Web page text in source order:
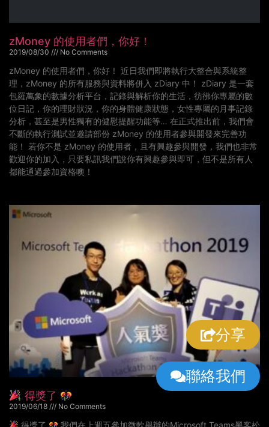
zMoney 的使用者們，你好！
2019/08/30 No Comments
zMoney 的使用者們，你好！ 近日我們即將執行大整合與系統整
理，zMoney 的所有服務與資料將併入 zDiary 中！ zDiary 是一套
包羅萬象的數據分析平台，記錄與解析你的生活，彷彿你專屬的數
位日記，你的理財狀況，你的身體健康狀態，女性專屬的月事記錄
分析，甚至是男性獨有的健慰提醒功能等… 在正式推出前，我們會
不斷的執行測試並邀請部份 zMoney 的使用者參與開發來完善功
能！ 若你不是 zMoney 的使用者，且有興趣參與開發，我們也非常
歡迎你的加入，只要私訊我們說你有興趣參與即可，但不是所有人
都能通過參加資格噢！
得獎了
2019/06/18 No Comments
得獎了 我們在上週五參加微軟舉辦的Microsoft Teams黑客松
分享
聯絡我們